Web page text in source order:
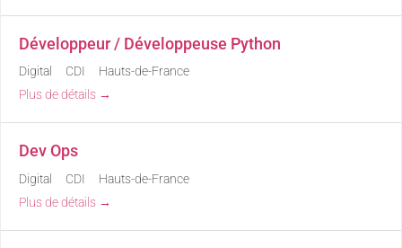
Développeur / Développeuse Python
Digital CDI
Hauts-de-France
Plus de détails
Dev Ops
Digital CDI
Hauts-de-France
Plus de détails